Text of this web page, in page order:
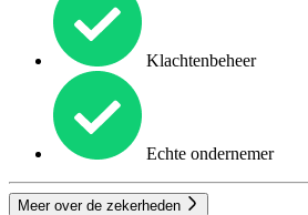
Klachtenbeheer
Echte ondernemer
Meer over de zekerheden